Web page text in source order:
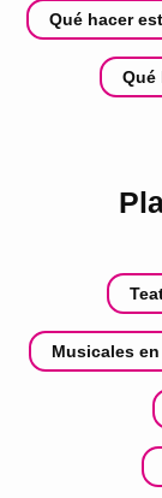
Qué hacer
Qué
Musicales